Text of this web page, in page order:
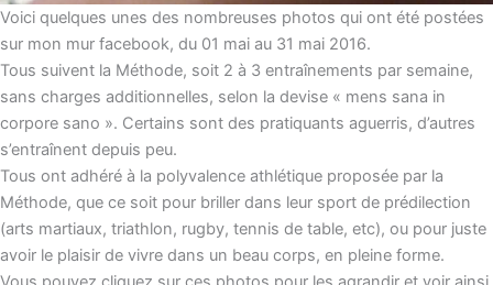
Voici quelques unes des nombreuses photos qui ont été postées
sur mon mur facebook, du 01 mai au 31 mai 2016.
Tous suivent la Méthode, soit 2 à 3 entraînements par semaine,
sans charges additionnelles, selon la devise « mens sana in
corpore sano ». Certains sont des pratiquants aguerris, d’autres
s’entraînent depuis peu.
Tous ont adhéré à la polyvalence athlétique proposée par la
Méthode, que ce soit pour briller dans leur sport de prédilection
(arts martiaux, triathlon, rugby, tennis de table, etc), ou pour juste
avoir le plaisir de vivre dans un beau corps, en pleine forme.